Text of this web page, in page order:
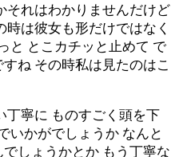
それはわかりませんだけど
は彼女も形だけではなく
と とこカチッと止めて で
ね その時私は見たのはこ
丁寧に ものすごく頭を下
いかがでしょうか なんと
しょうかとか もう丁寧な